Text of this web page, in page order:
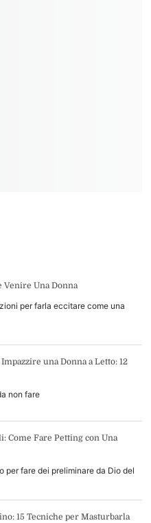
Venire Una Donna
per farla eccitare come una
una Donna a Letto: 12
non fare
Come Fare Petting con Una
per fare dei preliminare da Dio del
15 Tecniche per Masturbarla